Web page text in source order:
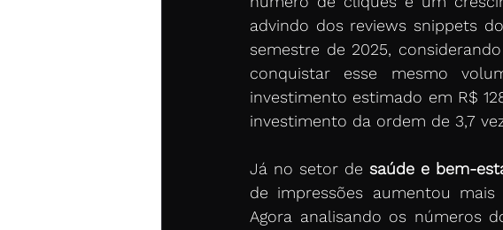
advindo dos reviews snippets
semestre de 2025,
conquistar esse mesmo
investimento estimado em R$
investimento da ordem de 3,7
Já no setor de saúde e bem-
de impressões aumentou
Agora analisando os números